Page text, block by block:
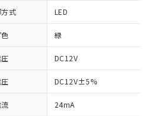
式 LED
緑
DC12V
DC12V±5%
24mA